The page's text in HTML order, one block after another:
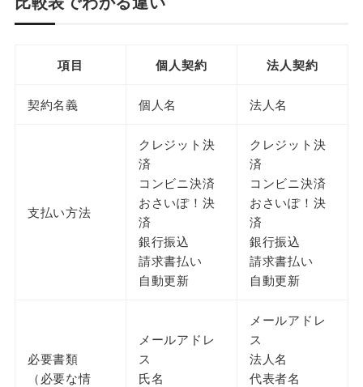
項目 個人契約 法人契約
契約名義 個人名 法人名
支払い方法
クレジット決
済
コンビニ決済
おさいぽ！決
済
銀行振込
請求書払い
自動更新
クレジット決
済
コンビニ決済
おさいぽ！決
済
銀行振込
請求書払い
自動更新
必要書類
（必要な情
メールアドレ
ス
氏名
メールアドレ
ス
法人名
代表者名